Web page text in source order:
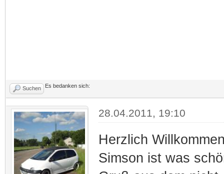
Suchen Es bedanken sich:
28.04.2011, 19:10
Herzlich
Simson ist was